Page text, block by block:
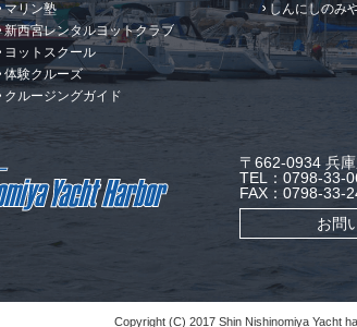
マリン塾
新西宮レンタルヨットクラブ
ヨットスクール
体験クルーズ
クルージングガイド
しんにしのみ
〒662-0934 兵
TEL：0798-33-
FAX：0798-33-
お問
Copyright (C) 2017 Shin Nishinomiya Yacht